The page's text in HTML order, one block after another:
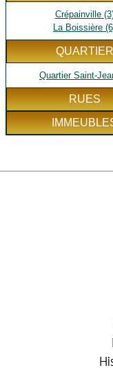
Crépainville
La Boissière
QUARTIER
Quartier Saint-
RUES